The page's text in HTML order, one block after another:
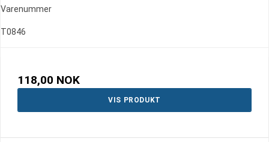
Varenummer
T0846
118,00 NOK
VIS PRODUKT